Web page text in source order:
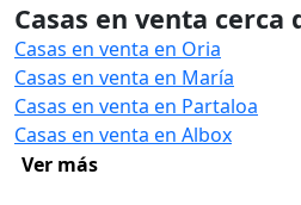
Casas en venta cerca
Casas en venta en Oria
Casas en venta en María
Casas en venta en Partaloa
Casas en venta en Albox
Ver más